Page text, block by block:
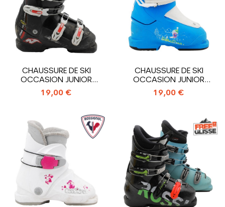
CHAUSSURE DE SKI
OCCASION JUNIOR
NORDICA GP TJ_4...
19,00 €
CHAUSSURE DE SKI
OCCASION JUNIOR
SALOMON T1 _1
CROCHET
19,00 €